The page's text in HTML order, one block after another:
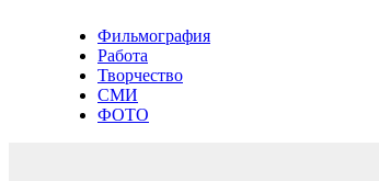
Фильмография
Работа
Творчество
СМИ
ФОТО